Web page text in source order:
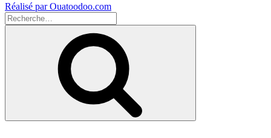
Réalisé par Ouatoodoo.com
Recherche
pour